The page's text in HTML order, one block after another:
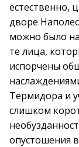
естественно,
дворе
можно было
те лица,
испорчены
Термидора и
слишком
опустошения